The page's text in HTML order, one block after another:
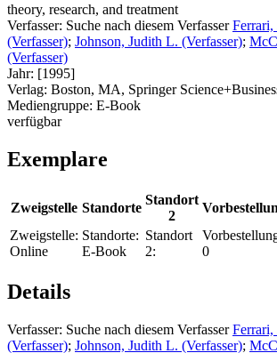
theory, research, and treatment
Verfasser: Suche nach diesem Verfasser Ferrari,
(Verfasser); Johnson, Judith L. (Verfasser);
(Verfasser)
Jahr: [1995]
Verlag: Boston, MA, Springer
Mediengruppe: E-Book
verfügbar
Exemplare
Zweigstelle Standorte
Standort
2
Zweigstelle:
Online
Standorte:
E-Book
Standort
2:
0
Details
Verfasser: Suche nach diesem Verfasser Ferrari,
(Verfasser); Johnson, Judith L. (Verfasser);